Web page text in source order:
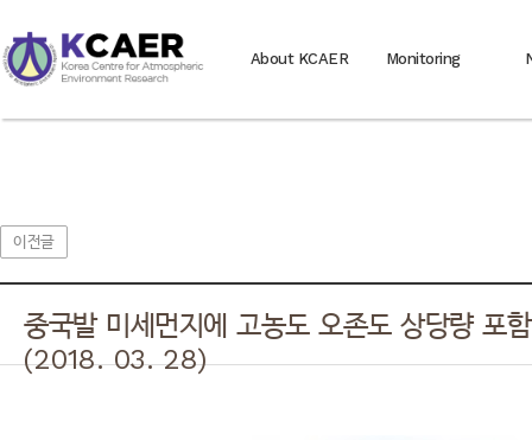
About KCAER Monitoring
이전글
중국발 미세먼지에 고농도 오존도 상당량 포
(2018. 03. 28)